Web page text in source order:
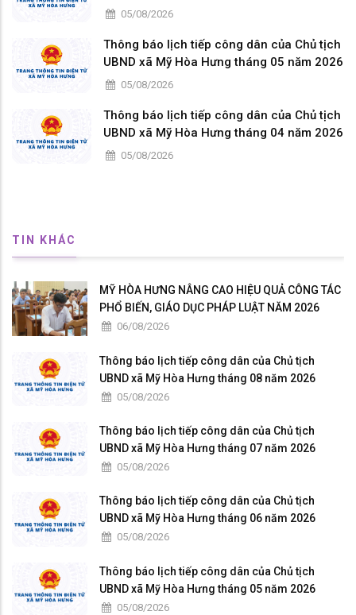
05/08/2026
Thông báo lịch tiếp công dân của Chủ tịch
UBND xã Mỹ Hòa Hưng tháng 05 năm 2026
05/08/2026
Thông báo lịch tiếp công dân của Chủ tịch
UBND xã Mỹ Hòa Hưng tháng 04 năm 2026
05/08/2026
TIN KHÁC
MỸ HÒA HƯNG NÂNG CAO HIỆU QUẢ CÔNG TÁC
PHỔ BIẾN, GIÁO DỤC PHÁP LUẬT NĂM 2026
06/08/2026
Thông báo lịch tiếp công dân của Chủ tịch
UBND xã Mỹ Hòa Hưng tháng 08 năm 2026
05/08/2026
Thông báo lịch tiếp công dân của Chủ tịch
UBND xã Mỹ Hòa Hưng tháng 07 năm 2026
05/08/2026
Thông báo lịch tiếp công dân của Chủ tịch
UBND xã Mỹ Hòa Hưng tháng 06 năm 2026
05/08/2026
Thông báo lịch tiếp công dân của Chủ tịch
UBND xã Mỹ Hòa Hưng tháng 05 năm 2026
05/08/2026